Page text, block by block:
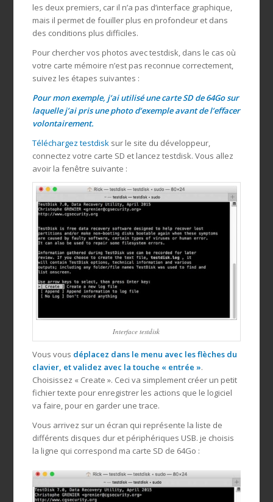
les deux premiers, car il n’a pas d’interface graphique,
mais il permet de fouiller plus en profondeur et dans
des conditions plus difficiles.
Pour chercher vos photos avec testdisk, dans le cas où
votre carte mémoire n’est pas reconnue correctement,
suivez les étapes suivantes :
Pour mon exemple, j’ai utilisé une carte SD de 64Go sur
laquelle j’ai pris une photo d’exemple avant de l’effacer
volontairement.
Téléchargez testdisksur le site du développeur,
connectez votre carte SD et lancez testdisk. Vous allez
avoir la fenêtre suivante :
Interface testdisk
Vous vous déplacez dans le menu avec les flèches du
clavier, et validez avec la touche « entrée ».
Choisissez « Create ». Ceci va simplement créer un petit
fichier texte pour enregistrer les actions que le logiciel
va faire, pour en garder une trace.
Vous arrivez sur un écran qui représente la liste de
différents disques dur et périphériques USB. je choisis
la ligne qui correspond ma carte SD de 64Go :